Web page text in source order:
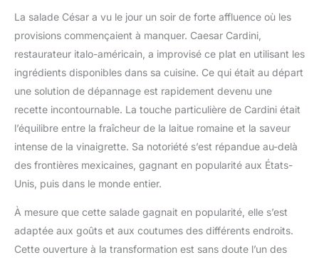
La salade César a vu le jour un soir de forte affluence où les
provisions commençaient à manquer. Caesar Cardini,
restaurateur italo-américain, a improvisé ce plat en utilisant les
ingrédients disponibles dans sa cuisine. Ce qui était au départ
une solution de dépannage est rapidement devenu une
recette incontournable. La touche particulière de Cardini était
l’équilibre entre la fraîcheur de la laitue romaine et la saveur
intense de la vinaigrette. Sa notoriété s’est répandue au-delà
des frontières mexicaines, gagnant en popularité aux États-
Unis, puis dans le monde entier.
À mesure que cette salade gagnait en popularité, elle s’est
adaptée aux goûts et aux coutumes des différents endroits.
Cette ouverture à la transformation est sans doute l’un des